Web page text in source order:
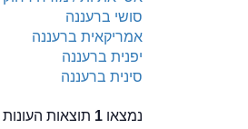
סושי ברעננה
אמריקאית ברעננה
יפנית ברעננה
סינית ברעננה
נמצאו 1 תוצאות